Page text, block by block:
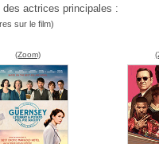
des actrices principales :
sur le film)
(Zoom)